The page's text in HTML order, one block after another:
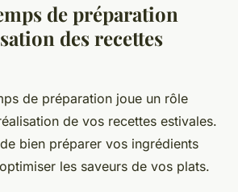
de préparation
des recettes
de préparation joue un rôle
de vos recettes estivales.
bien préparer vos ingrédients
les saveurs de vos plats.